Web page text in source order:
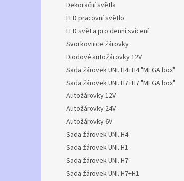
Dekorační světla
LED pracovní světlo
LED světla pro denní svícení
Svorkovnice žárovky
Diodové autožárovky 12V
Sada žárovek UNI. H4+H4 "MEGA box"
Sada žárovek UNI. H7+H7 "MEGA box"
Autožárovky 12V
Autožárovky 24V
Autožárovky 6V
Sada žárovek UNI. H4
Sada žárovek UNI. H1
Sada žárovek UNI. H7
Sada žárovek UNI. H7+H1